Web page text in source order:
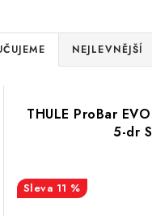
NEJLEVNĚJŠÍ
THULE ProBar
5-dr
11 %